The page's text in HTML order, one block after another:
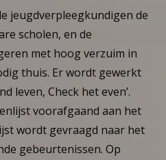
jeugdverpleegkundigen de
scholen, en de
met hoog verzuim in
thuis. Er wordt gewerkt
leven, Check het even’.
voorafgaand aan het
wordt gevraagd naar het
gebeurtenissen. Op